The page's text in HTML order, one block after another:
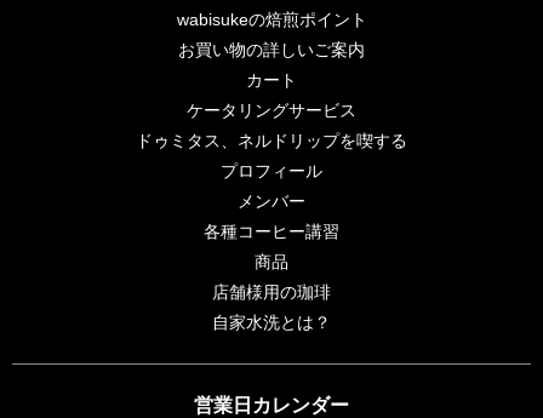
wabisukeの焙煎ポイント
お買い物の詳しいご案内
カート
ケータリングサービス
ドゥミタス、ネルドリップを喫する
プロフィール
メンバー
各種コーヒー講習
商品
店舗様用の珈琲
自家水洗とは？
営業日カレンダー